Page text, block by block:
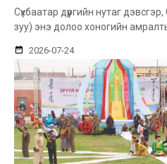
Сүхбаатар дүүргийн нутаг
зуу) энэ долоо хоногийн
2026-07-24